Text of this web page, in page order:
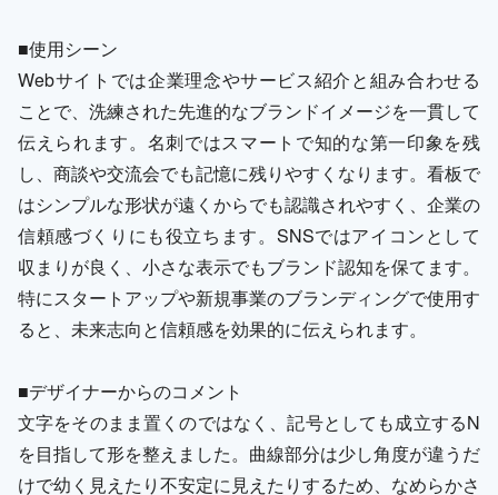
■使用シーン
Webサイトでは企業理念やサービス紹介と組み合わせる
ことで、洗練された先進的なブランドイメージを一貫して
伝えられます。名刺ではスマートで知的な第一印象を残
し、商談や交流会でも記憶に残りやすくなります。看板で
はシンプルな形状が遠くからでも認識されやすく、企業の
信頼感づくりにも役立ちます。SNSではアイコンとして
収まりが良く、小さな表示でもブランド認知を保てます。
特にスタートアップや新規事業のブランディングで使用す
ると、未来志向と信頼感を効果的に伝えられます。
■デザイナーからのコメント
文字をそのまま置くのではなく、記号としても成立するN
を目指して形を整えました。曲線部分は少し角度が違うだ
けで幼く見えたり不安定に見えたりするため、なめらかさ